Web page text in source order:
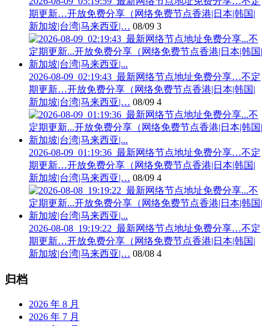
期更新…开放免费分享（网络免费节点香港|日本|韩国|
新加坡|台湾|马来西亚|… 08/09 3
2026-08-09_02:19:43_最新网络节点地址免费分享…不定
期更新…开放免费分享（网络免费节点香港|日本|韩国|
新加坡|台湾|马来西亚|… 08/09 4
2026-08-09_01:19:36_最新网络节点地址免费分享…不定
期更新…开放免费分享（网络免费节点香港|日本|韩国|
新加坡|台湾|马来西亚|… 08/09 4
2026-08-08_19:19:22_最新网络节点地址免费分享…不定
期更新…开放免费分享（网络免费节点香港|日本|韩国|
新加坡|台湾|马来西亚|… 08/08 4
归档
2026 年 8 月
2026 年 7 月